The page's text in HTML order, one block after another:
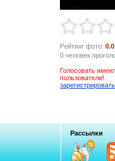
Рейтинг фото: 0.0
0 человек
Голосовать
пользователи!
Рассылки